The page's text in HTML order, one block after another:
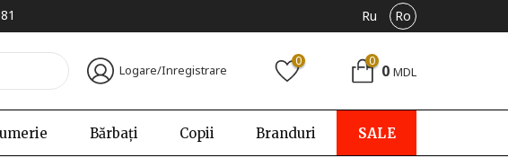
Ru Ro
Logare/Inregistrare
0 0 0 MDL
Bărbați Copii Branduri SALE